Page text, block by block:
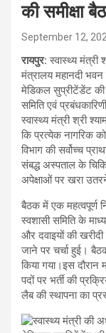
की समीक्षा
September 12,
रायपुर: स्वास्थ्य मंत्री
मंत्रालय महानदी भवन
मेडिकल सुप्रीटेंडेंट की
समिति एवं
स्वास्थ्य मंत्री श्री
कि प्रत्येक नागरिक
विभाग की सर्वोच्च
संबद्ध अस्पताल के
अपेक्षाओं पर खरा
बैठक में एक महत्वपूर्ण
स्वशासी समिति के
और दवाइयों की
जाने पर चर्चा हुई।
किया गया।इस
पदों पर भर्ती की
लैब की स्थापना का